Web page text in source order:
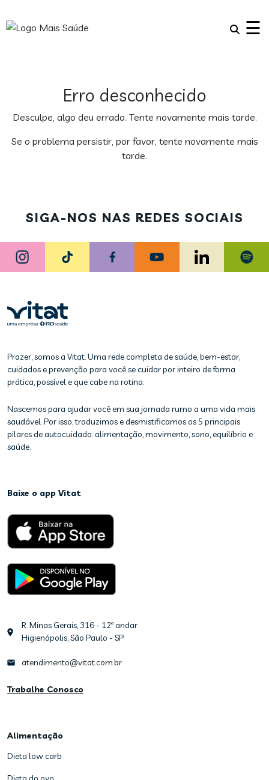
☰
Erro desconhecido
Desculpe, algo deu errado. Tente novamente mais tarde.
Se o problema persistir, por favor, tente novamente mais
tarde.
SIGA-NOS NAS REDES SOCIAIS
Prazer, somos a Vitat. Uma rede completa de saúde, bem-estar,
cuidados e prevenção para você se cuidar por inteiro de forma
prática, possível e que cabe na rotina.
Nascemos para ajudar você em sua jornada rumo a uma vida mais
saudável. Por isso, traduzimos e desmistificamos os 5 principais
pilares de autocuidado: alimentação, movimento, sono, equilíbrio e
saúde.
Baixe o app Vitat
R. Minas Gerais, 316 - 12º andar
Higienópolis, São Paulo - SP
atendimento@vitat.com.br
Trabalhe Conosco
Alimentação
Dieta low carb